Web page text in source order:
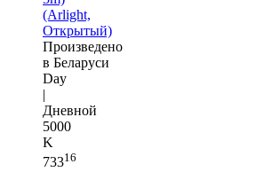
(Arlight,
Открытый)
Произведено
в Беларуси
Day
|
Дневной
5000
K
73316